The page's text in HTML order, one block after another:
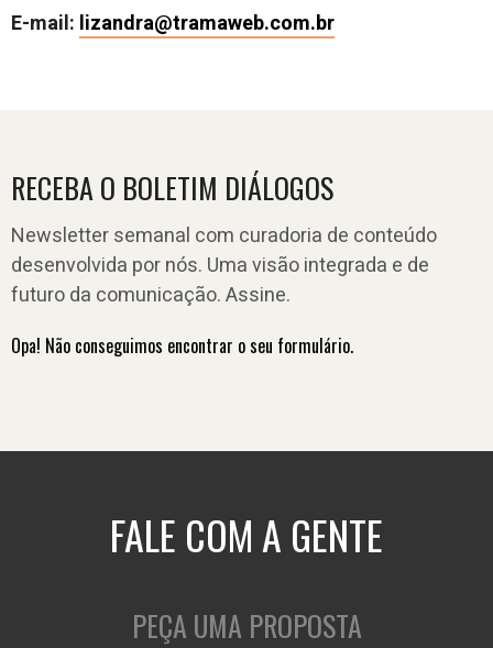
E-mail: lizandra@tramaweb.com.br
RECEBA O BOLETIM DIÁLOGOS
Newsletter semanal com curadoria de conteúdo
desenvolvida por nós. Uma visão integrada e de
futuro da comunicação. Assine.
Opa! Não conseguimos encontrar o seu formulário.
FALE COM A GENTE
PEÇA UMA PROPOSTA